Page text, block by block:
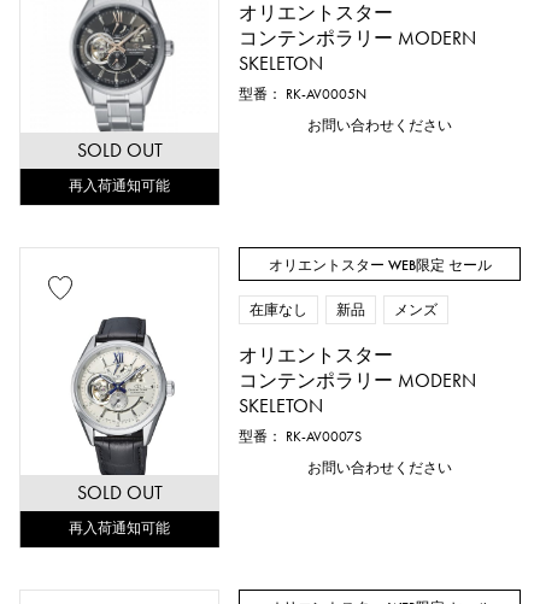
SOLD OUT
再入荷通知可能
オリエントスター
コンテンポラリー MODERN
SKELETON
型番： RK-AV0005N
お問い合わせください
SOLD OUT
再入荷通知可能
オリエントスター WEB限定 セール
在庫なし 新品 メンズ
オリエントスター
コンテンポラリー MODERN
SKELETON
型番： RK-AV0007S
お問い合わせください